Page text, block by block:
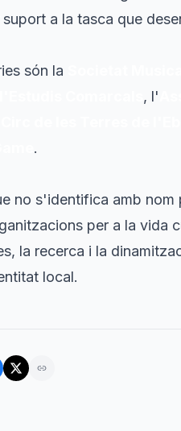
a la tasca que
són la
, l'
.
no s'identifica amb nom
per a la vida
la recerca i la
local.